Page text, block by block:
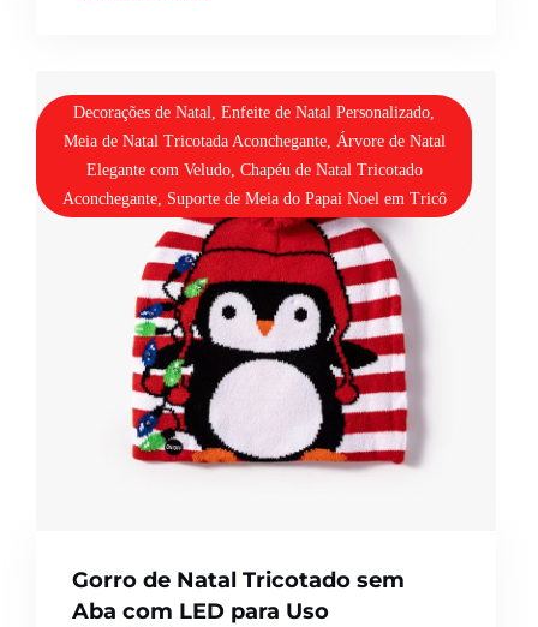
Decorações de Natal, Enfeite de Natal Personalizado,
Meia de Natal Tricotada Aconchegante, Árvore de Natal
Elegante com Veludo, Chapéu de Natal Tricotado
Aconchegante, Suporte de Meia do Papai Noel em Tricô
Gorro de Natal Tricotado sem
Aba com LED para Uso